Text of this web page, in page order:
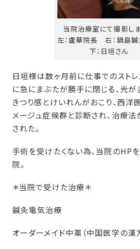
当院治療室にて撮影し
左：盧華院長 右：鍋島
下：日垣さん
日垣様は数ヶ月前に仕事でのストレ
に急にまぶたが勝手に閉じる、光が
きつり感とけいれんがおこり、西洋
メージュ症候群と診断され、治療
された。
手術を受けたくない為、当院のHP
院。
＊当院で受けた治療＊
鍼灸電気治療
オーダーメイド中薬（中国医学の漢